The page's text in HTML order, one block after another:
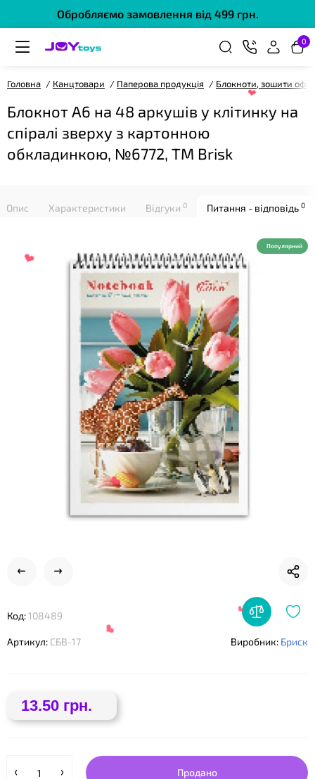
Обробляємо замовлення від 499 грн.
0
Головна Канцтовари Паперова продукція Блокноти, зошити
Блокнот А6 на 48 аркушів у клітинку на
спіралі зверху з картонною
обкладинкою, №6772, ТМ Brisk
Опис Характеристики Відгуки 0 Питання - відповідь 0
Популярний
Код:108489
Артикул: СБВ-17 Виробник: Бриск
13.50 грн.
Продано
❤
❤